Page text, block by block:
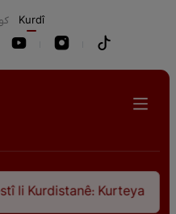
Kurdî
Kurteya pêşveçûna